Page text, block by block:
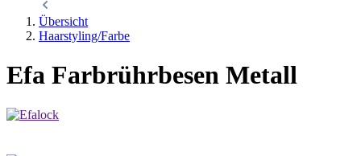
Übersicht
Haarstyling/Farbe
Efa Farbrührbesen Metall